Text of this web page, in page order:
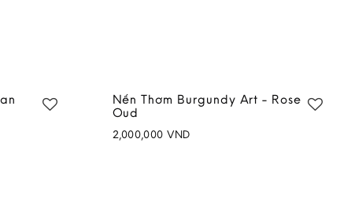
Nến Thơm Burgundy Art - Rose
Oud
2,000,000 VND